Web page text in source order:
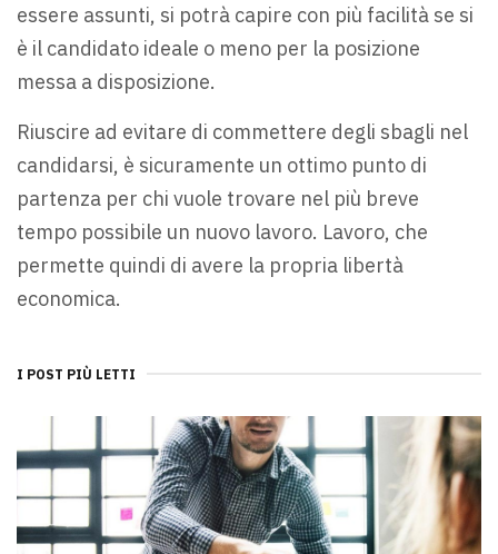
essere assunti, si potrà capire con più facilità se si
è il candidato ideale o meno per la posizione
messa a disposizione.
Riuscire ad evitare di commettere degli sbagli nel
candidarsi, è sicuramente un ottimo punto di
partenza per chi vuole trovare nel più breve
tempo possibile un nuovo lavoro. Lavoro, che
permette quindi di avere la propria libertà
economica.
I POST PIÙ LETTI